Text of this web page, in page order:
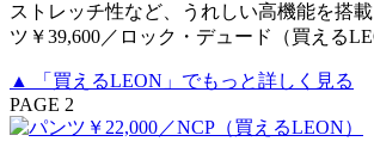
ストレッチ性など、うれしい高機能を搭
ツ￥39,600／ロック・デュード（買える
▲ 「買えるLEON」でもっと詳しく見る
PAGE 2